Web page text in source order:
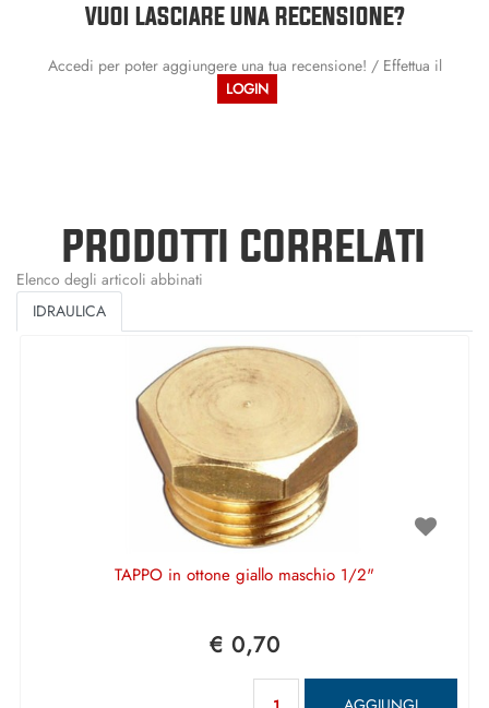
VUOI LASCIARE UNA RECENSIONE?
Accedi per poter aggiungere una tua recensione! / Effettua il
LOGIN
PRODOTTI CORRELATI
Elenco degli articoli abbinati
IDRAULICA
TAPPO in ottone giallo maschio 1/2"
€ 0,70